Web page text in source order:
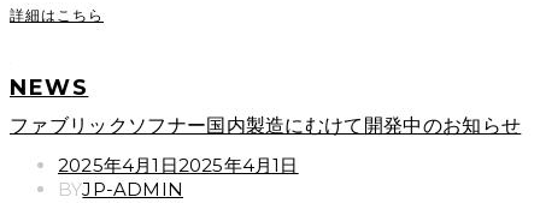
詳細はこちら
NEWS
ファブリックソフナー国内製造にむけて開発中のお知らせ
POSTED
ON
2025年4月1日2025年4月1日
BYJP-ADMIN